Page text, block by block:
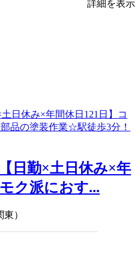
詳細を表示
日勤×土日休み×年
ク派におす...
）